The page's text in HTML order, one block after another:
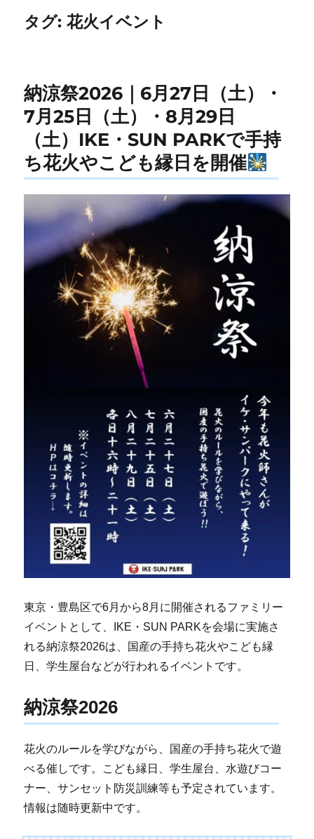
タグ:花火イベント
納涼祭2026｜6月27日（土）・
7月25日（土）・8月29日
（土）IKE・SUN PARKで手持
ち花火やこども縁日を開催
東京・豊島区で6月から8月に開催されるファミリー
イベントとして、IKE・SUN PARKを会場に実施さ
れる納涼祭2026は、国産の手持ち花火やこども縁
日、学生屋台などが行われるイベントです。
納涼祭2026
花火のルールを学びながら、国産の手持ち花火で遊
べる催しです。こども縁日、学生屋台、水遊びコー
ナー、サンセット防災訓練等も予定されています。
情報は随時更新中です。